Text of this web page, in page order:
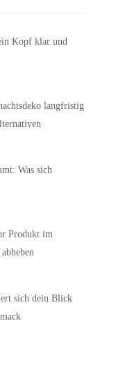
Kopf klar und
langfristig
Was sich
Produkt im
sich dein Blick